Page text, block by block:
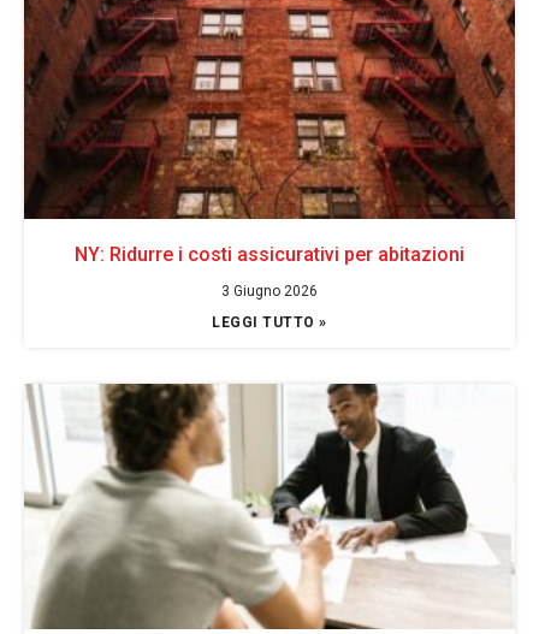
NY: Ridurre i costi assicurativi per abitazioni
3 Giugno 2026
LEGGI TUTTO »